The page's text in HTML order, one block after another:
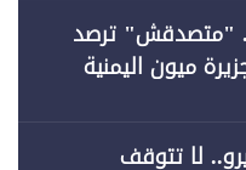
"متصدقش" ترصد
ميون اليمنية
لا تتوقف